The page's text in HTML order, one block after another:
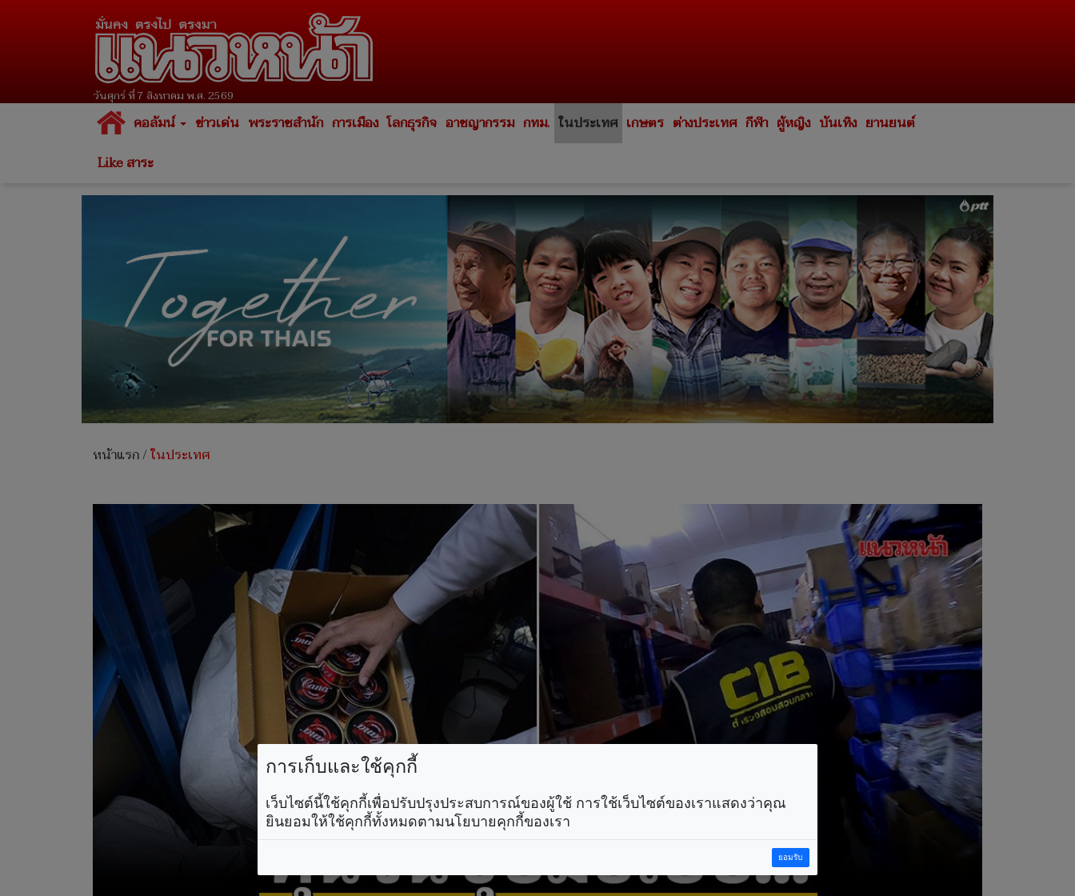
วันศุกร์ ที่ 7 สิงหาคม พ.ศ. 2569
คอลัมน์ ข่าวเด่น พระราชสำนัก การเมือง โลกธุรกิจ อาชญากรรม กทม. ในประเทศ เกษตร ต่างประเทศ กีฬา ผู้หญิง บันเทิง ยานยนต์
Like สาระ
หน้าแรก/ในประเทศ
การเก็บและใช้คุกกี้
เว็บไซต์นี้ใช้คุกกี้เพื่อปรับปรุงประสบการณ์ของผู้ใช้ การใช้เว็บไซต์ของเราแสดงว่าคุณ
ยินยอมให้ใช้คุกกี้ทั้งหมดตามนโยบายคุกกี้ของเรา
ยอมรับ